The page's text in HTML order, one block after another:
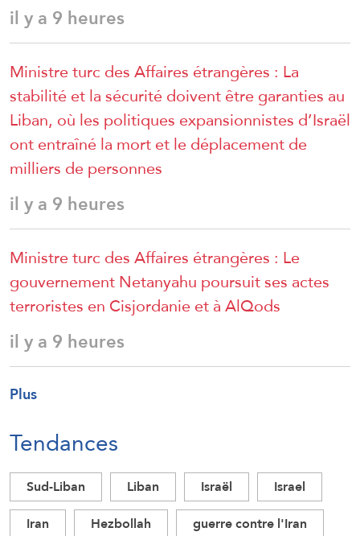
il y a 9 heures
Ministre turc des Affaires étrangères : La
stabilité et la sécurité doivent être garanties au
Liban, où les politiques expansionnistes d’Israël
ont entraîné la mort et le déplacement de
milliers de personnes
il y a 9 heures
Ministre turc des Affaires étrangères : Le
gouvernement Netanyahu poursuit ses actes
terroristes en Cisjordanie et à AlQods
il y a 9 heures
Plus
Tendances
Sud-Liban Liban Israël
Israel
Iran
Hezbollah
guerre contre l'Iran